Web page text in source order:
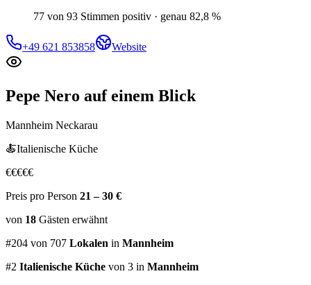
77 von 93 Stimmen positiv · genau 82,8 %
+49 621 853858 Website
Pepe Nero auf einem Blick
Mannheim Neckarau
🍝Italienische Küche
€€€€€
Preis pro Person 21 – 30 €
von 18 Gästen erwähnt
#204 von 707 Lokalen in Mannheim
#2 Italienische Küche von 3 in Mannheim